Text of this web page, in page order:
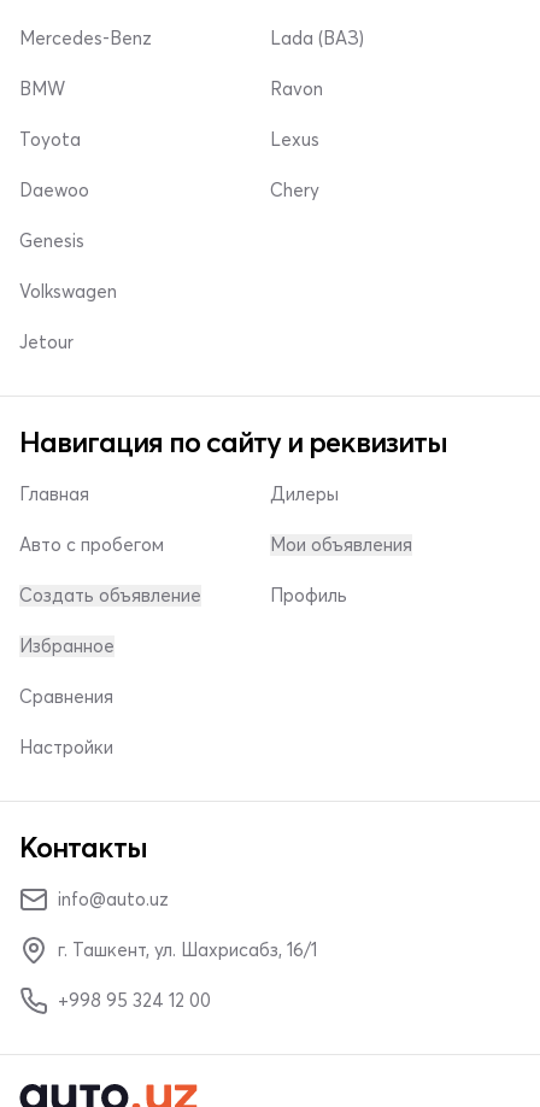
Mercedes-Benz Lada (ВАЗ)
BMW
Toyota
Daewoo
Ravon
Lexus
Chery
Genesis
Volkswagen
Jetour
Навигация по сайту и реквизиты
Главная
Авто с пробегом
Создать объявление
Дилеры
Мои объявления
Профиль
Избранное
Сравнения
Настройки
Контакты
info@auto.uz
г. Ташкент, ул. Шахрисабз, 16/1
+998 95 324 12 00